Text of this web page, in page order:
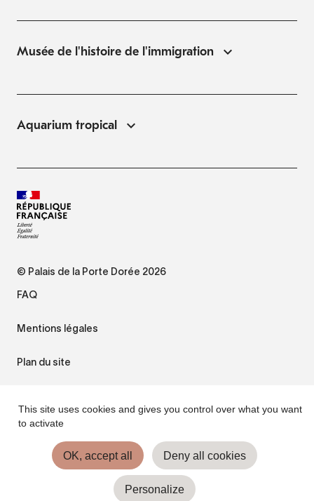
Musée de l'histoire de l'immigration
Aquarium tropical
© Palais de la Porte Dorée 2026
FAQ
Mentions légales
Plan du site
Gestion des cookies
This site uses cookies and gives you control over what you want
to activate
OK, accept all Deny all cookies
Personalize